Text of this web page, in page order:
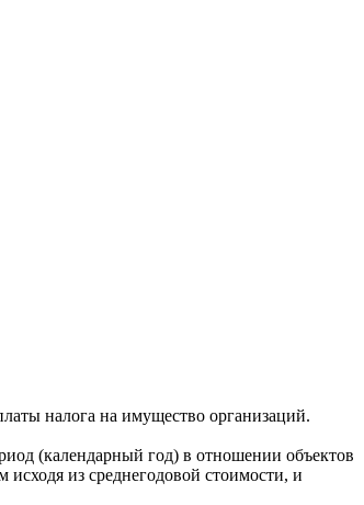
налога на имущество организаций.
(календарный год) в отношении объектов
из среднегодовой стоимости, и